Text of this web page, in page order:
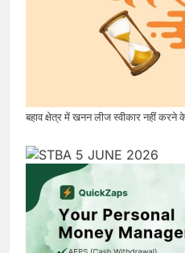
बहाव क्षेत्र में खनन लीज स्वीकार नहीं करने के